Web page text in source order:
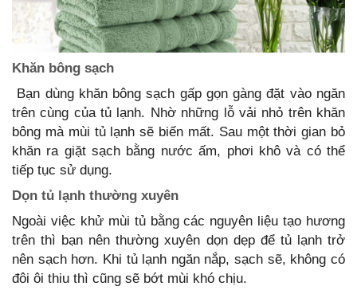
Khăn bông sạch
Bạn dùng khăn bông sạch gấp gọn gàng đặt vào ngăn
trên cùng của tủ lạnh. Nhờ những lỗ vải nhỏ trên khăn
bông mà mùi tủ lạnh sẽ biến mất. Sau một thời gian bỏ
khăn ra giặt sạch bằng nước ấm, phơi khô và có thể
tiếp tục sử dụng.
Dọn tủ lạnh thường xuyên
Ngoài việc khử mùi tủ bằng các nguyên liệu tạo hương
trên thì bạn nên thường xuyên dọn dẹp để tủ lạnh trở
nên sạch hơn. Khi tủ lạnh ngăn nắp, sạch sẽ, không có
đôi ôi thiu thì cũng sẽ bớt mùi khó chịu.